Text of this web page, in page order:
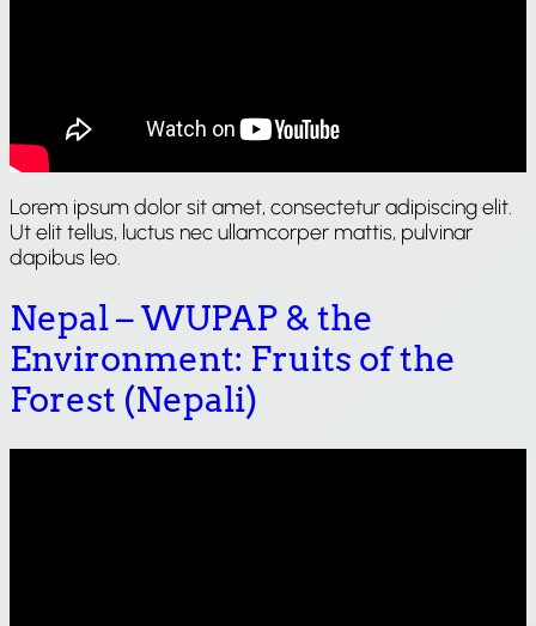
Lorem ipsum dolor sit amet, consectetur adipiscing elit.
Ut elit tellus, luctus nec ullamcorper mattis, pulvinar
dapibus leo.
Nepal – WUPAP & the
Environment: Fruits of the
Forest (Nepali)